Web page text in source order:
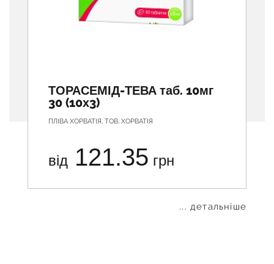
ТОРАСЕМІД-ТЕВА таб. 10мг
30 (10х3)
ПЛІВА ХОРВАТІЯ, ТОВ, ХОРВАТІЯ
від 121.35 грн
... детальніше